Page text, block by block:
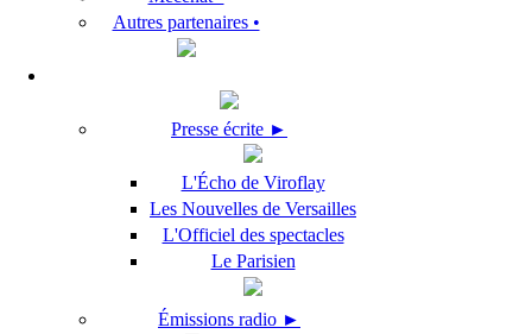
Autres partenaires •
Presse écrite ►
L'Écho de Viroflay
Les Nouvelles de Versailles
L'Officiel des spectacles
Le Parisien
Émissions radio ►